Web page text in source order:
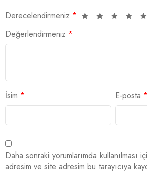
Derecelendirmeniz *
Değerlendirmeniz *
İsim * E-posta *
Daha sonraki yorumlarımda kullanılması
adresim ve site adresim bu tarayıcıya